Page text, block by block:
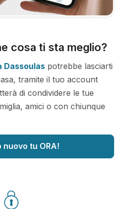
cosa ti sta meglio?
Dassoulas potrebbe lasciarti
tramite il tuo account
di condividere le tue
amici o con chiunque
nuovo tu ORA!